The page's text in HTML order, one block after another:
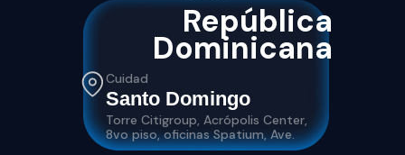
República
Dominicana
Cuidad
Santo Domingo
Torre Citigroup, Acrópolis Center,
8vo piso, oficinas Spatium, Ave.